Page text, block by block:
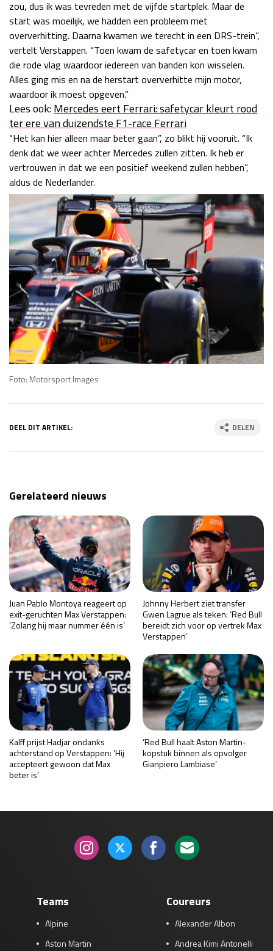
zou, dus ik was tevreden met de vijfde startplek. Maar de
start was moeilijk, we hadden een probleem met
oververhitting. Daarna kwamen we terecht in een DRS-trein”,
vertelt Verstappen. “Toen kwam de safetycar en toen kwam
die rode vlag waardoor iedereen van banden kon wisselen.
Alles ging mis en na de herstart oververhitte mijn motor,
waardoor ik moest opgeven.”
Lees ook:Mercedes eert Ferrari: safetycar kleurt rood
ter ere van duizendste F1-race Ferrari
“Het kan hier alleen maar beter gaan”, zo blikt hij vooruit. “Ik
denk dat we weer achter Mercedes zullen zitten. Ik heb er
vertrouwen in dat we een positief weekend zullen hebben”,
aldus de Nederlander.
Foto: Motorsport Images
DEEL DIT ARTIKEL: DELEN
Gerelateerd nieuws
Juan Pablo Montoya reageert op
exit-geruchten Max Verstappen:
‘Zolang hij maar nummer één is’
Johnny Herbert ziet transfer
Gwen Lagrue als teken: ‘Red Bull
bereidt zich voor op vertrek Max
Verstappen’
Kalff prijst Hadjar ondanks
achterstand op Verstappen: ‘Hij
accepteert gewoon dat Max
beter is’
‘Red Bull haalt Aston Martin-
kopstuk binnen als opvolger
Gianpiero Lambiase’
Teams
Alpine
Aston Martin
Coureurs
Alexander Albon
Andrea Kimi Antonelli